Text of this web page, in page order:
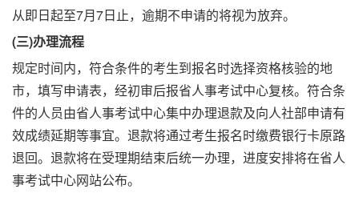
从即日起至7月7日止，逾期不申请的将视为放弃。
(三)办理流程
规定时间内，符合条件的考生到报名时选择资格核验的地
市，填写申请表，经初审后报省人事考试中心复核。符合条
件的人员由省人事考试中心集中办理退款及向人社部申请有
效成绩延期等事宜。退款将通过考生报名时缴费银行卡原路
退回。退款将在受理期结束后统一办理，进度安排将在省人
事考试中心网站公布。